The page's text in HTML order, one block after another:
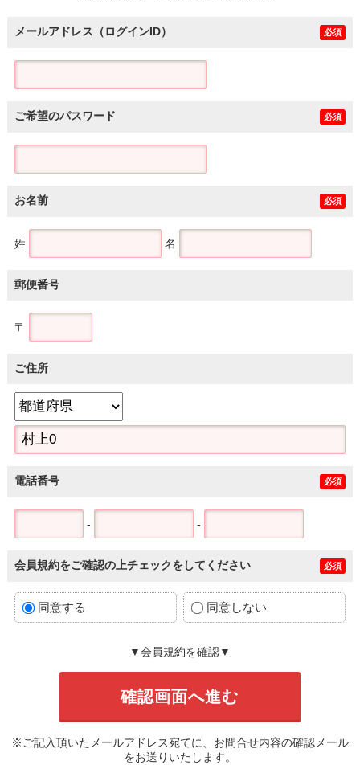
メールアドレス（ログインID） 必須
ご希望のパスワード 必須
お名前 必須
姓 名
郵便番号
〒
ご住所
電話番号 必須
- -
会員規約をご確認の上チェックをしてください 必須
同意する 同意しない
▼会員規約を確認▼
※ご記入頂いたメールアドレス宛てに、お問合せ内容の確認メール
をお送りいたします。